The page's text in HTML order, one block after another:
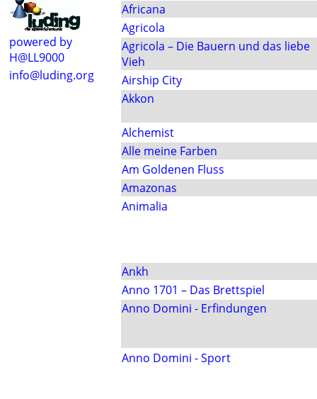
powered by
H@LL9000
info@luding.org
Africana
Agricola
Agricola – Die Bauern und das liebe
Vieh
Airship City
Akkon
Alchemist
Alle meine Farben
Am Goldenen Fluss
Amazonas
Animalia
Ankh
Anno 1701 – Das Brettspiel
Anno Domini - Erfindungen
Anno Domini - Sport